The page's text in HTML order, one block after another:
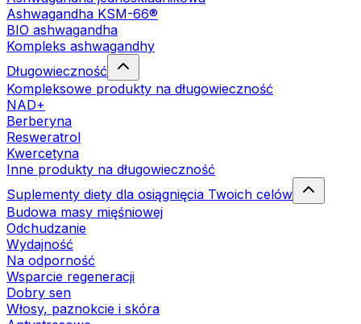
Ashwagandha KSM-66®
BIO ashwagandha
Kompleks ashwagandhy
Długowieczność
Kompleksowe produkty na długowieczność
NAD+
Berberyna
Resweratrol
Kwercetyna
Inne produkty na długowieczność
Suplementy diety dla osiągnięcia Twoich celów
Budowa masy mięśniowej
Odchudzanie
Wydajność
Na odporność
Wsparcie regeneracji
Dobry sen
Włosy, paznokcie i skóra